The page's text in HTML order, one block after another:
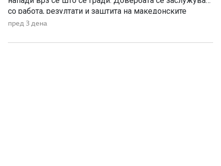
со работа, резултати и заштита на македонските
национални и државни интереси. По седумгодишното
впечаток дека е сериозна опозиција. Но, граѓаните
пред 3 дена